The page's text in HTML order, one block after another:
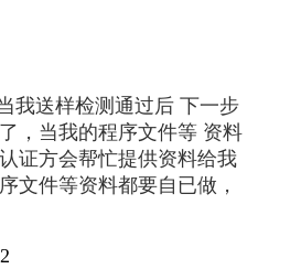
我送样检测通过后 下一步
，当我的程序文件等 资料
证方会帮忙提供资料给我
文件等资料都要自已做，